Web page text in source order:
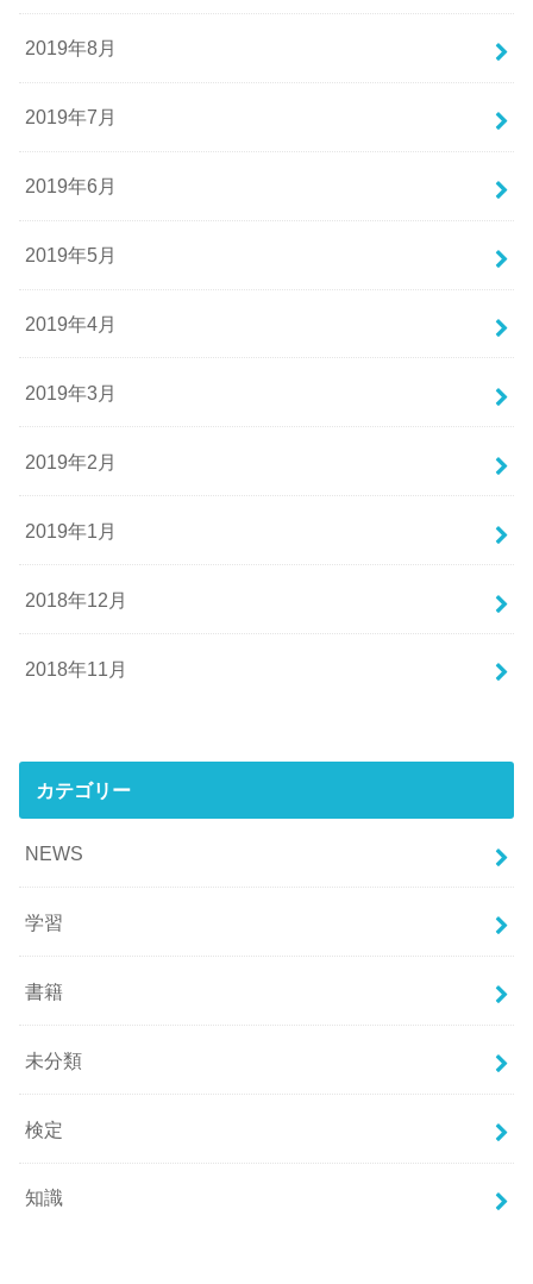
2019年8月
2019年7月
2019年6月
2019年5月
2019年4月
2019年3月
2019年2月
2019年1月
2018年12月
2018年11月
カテゴリー
NEWS
学習
書籍
未分類
検定
知識